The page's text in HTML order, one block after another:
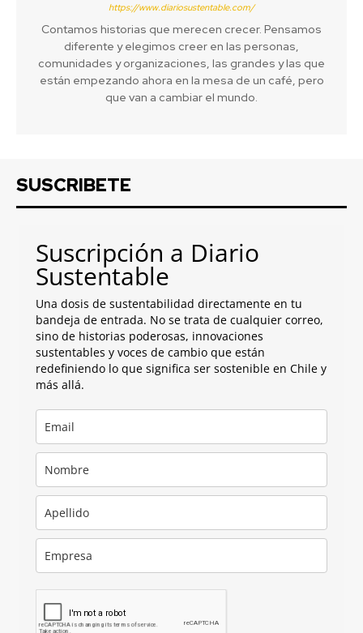
https://www.diariosustentable.com/
Contamos historias que merecen crecer. Pensamos
diferente y elegimos creer en las personas,
comunidades y organizaciones, las grandes y las que
están empezando ahora en la mesa de un café, pero
que van a cambiar el mundo.
SUSCRIBETE
Suscripción a Diario
Sustentable
Una dosis de sustentabilidad directamente en tu
bandeja de entrada. No se trata de cualquier correo,
sino de historias poderosas, innovaciones
sustentables y voces de cambio que están
redefiniendo lo que significa ser sostenible en Chile y
más allá.